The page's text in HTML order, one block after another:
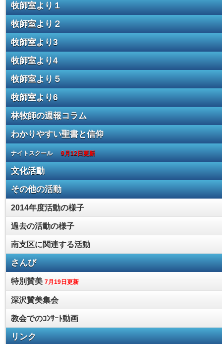
牧師室より１
牧師室より２
牧師室より3
牧師室より4
牧師室より５
牧師室より6
林牧師の週報コラム
わかりやすい聖書と信仰
ナイトスクール 9月12日更新
文化活動
その他の活動
2014年度活動の様子
過去の活動の様子
南支区に関連する活動
さんび
特別賛美 7月19日更新
深沢賛美集会
教会でのｺﾝｻｰﾄ動画
リンク